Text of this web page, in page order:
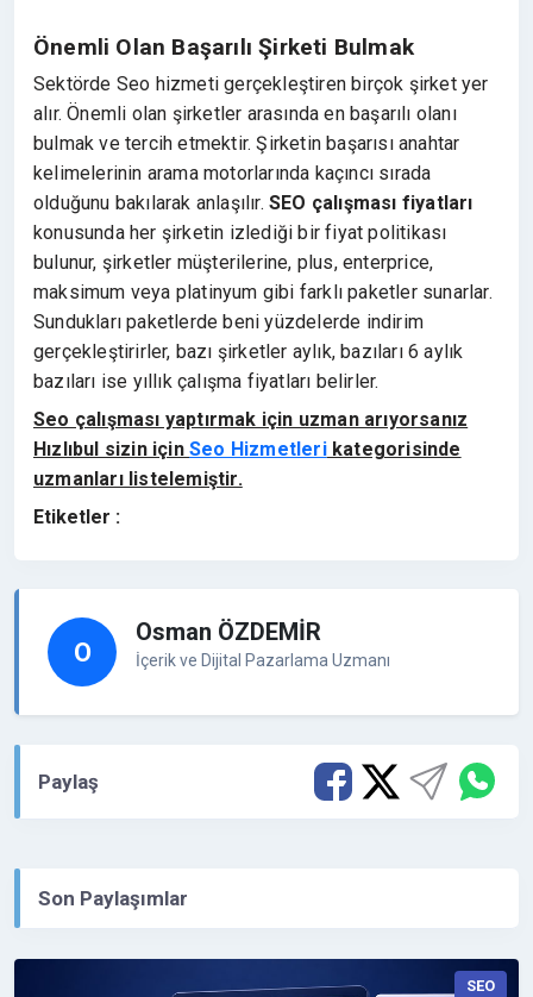
Önemli Olan Başarılı Şirketi Bulmak
Sektörde Seo hizmeti gerçekleştiren birçok şirket yer
alır. Önemli olan şirketler arasında en başarılı olanı
bulmak ve tercih etmektir. Şirketin başarısı anahtar
kelimelerinin arama motorlarında kaçıncı sırada
olduğunu bakılarak anlaşılır. SEO çalışması fiyatları
konusunda her şirketin izlediği bir fiyat politikası
bulunur, şirketler müşterilerine, plus, enterprice,
maksimum veya platinyum gibi farklı paketler sunarlar.
Sundukları paketlerde beni yüzdelerde indirim
gerçekleştirirler, bazı şirketler aylık, bazıları 6 aylık
bazıları ise yıllık çalışma fiyatları belirler.
Seo çalışması yaptırmak için uzman arıyorsanız
Hızlıbul sizin için Seo Hizmetlerikategorisinde
uzmanları listelemiştir.
Etiketler :
O
Osman ÖZDEMİR
İçerik ve Dijital Pazarlama Uzmanı
Paylaş
Son Paylaşımlar
SEO